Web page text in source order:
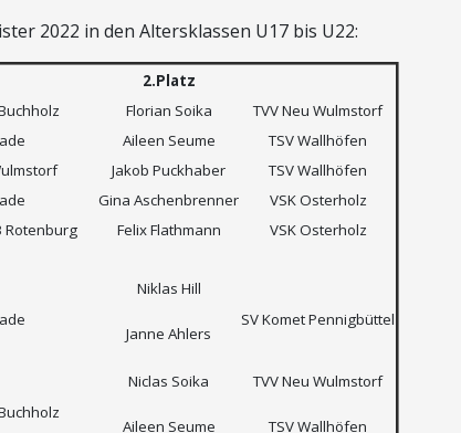
2022 in den Altersklassen U17 bis U22:
2.Platz
Florian Soika
TVV Neu Wulmstorf
Aileen Seume
TSV Wallhöfen
Jakob Puckhaber
TSV Wallhöfen
Gina Aschenbrenner
VSK Osterholz
Rotenburg Felix Flathmann VSK Osterholz
Niklas Hill
Janne Ahlers
SV Komet Pennigbüttel
Niclas Soika
Aileen Seume
TVV Neu Wulmstorf
TSV Wallhöfen